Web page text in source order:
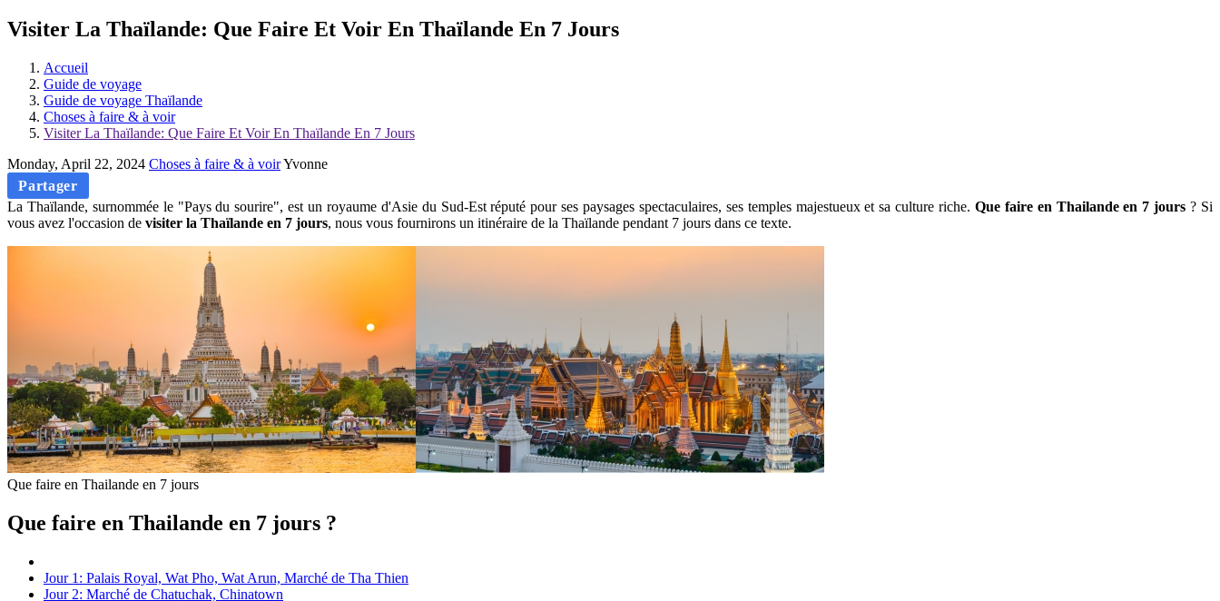
Visiter La Thaïlande: Que Faire Et Voir En Thaïlande En 7 Jours
Accueil
Guide de voyage
Guide de voyage Thaïlande
Choses à faire & à voir
Visiter La Thaïlande: Que Faire Et Voir En Thaïlande En 7 Jours
Monday, April 22, 2024 Choses à faire & à voirYvonne
Partager
La Thaïlande, surnommée le "Pays du sourire", est un royaume d'Asie du Sud-Est réputé pour ses paysages spectaculaires, ses temples majestueux et sa culture riche. Que faire en Thailande en 7 jours ? Si
vous avez l'occasion de visiter la Thaïlande en 7 jours, nous vous fournirons un itinéraire de la Thaïlande pendant 7 jours dans ce texte.
Que faire en Thailande en 7 jours
Que faire en Thailande en 7 jours ?
Jour 1: Palais Royal, Wat Pho, Wat Arun, Marché de Tha Thien
Jour 2: Marché de Chatuchak, Chinatown